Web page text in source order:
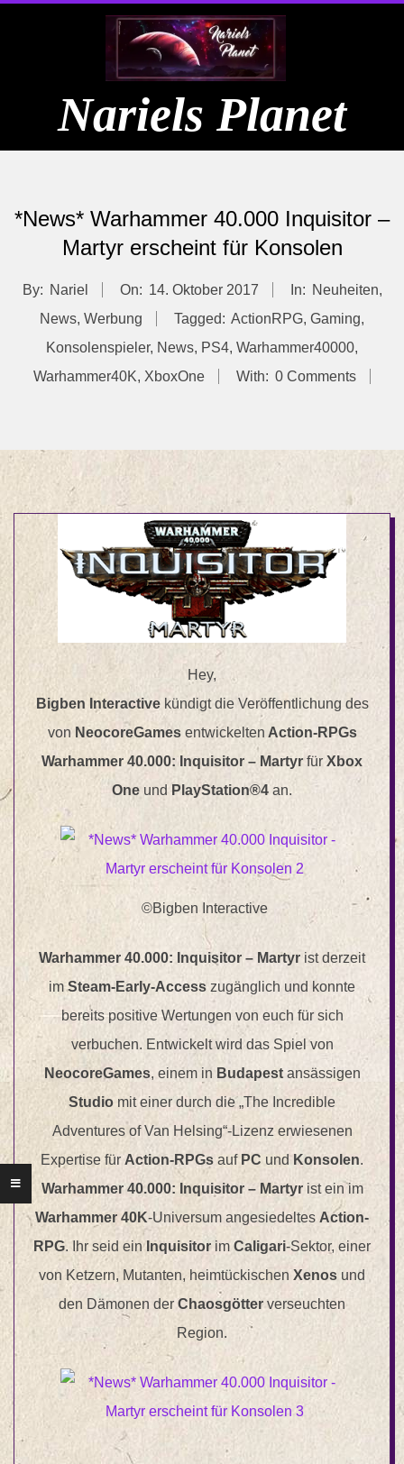
Nariels Planet
Menu
*News* Warhammer 40.000 Inquisitor –
Martyr erscheint für Konsolen
By: Nariel On: 14. Oktober 2017 In: Neuheiten,
News, Werbung Tagged: ActionRPG, Gaming,
Konsolenspieler, News, PS4, Warhammer40000,
Warhammer40K, XboxOne With: 0 Comments
Hey,
Bigben Interactivekündigt die Veröffentlichung des
von NeocoreGamesentwickelten Action-RPGs
Warhammer 40.000: Inquisitor – Martyr für Xbox
One und PlayStation®4 an.
©Bigben Interactive
Warhammer 40.000: Inquisitor – Martyr ist derzeit
imSteam-Early-Access zugänglich und konnte
bereits positive Wertungen von euch für sich
verbuchen. Entwickelt wird das Spiel von
NeocoreGames, einem in Budapestansässigen
Studio mit einer durch die „The Incredible
Adventures of Van Helsing“-Lizenz erwiesenen
Expertise fürAction-RPGs auf PC und Konsolen.
Warhammer 40.000: Inquisitor – Martyrist ein im
Warhammer 40K-Universum angesiedeltes Action-
RPG. Ihr seid einInquisitorim Caligari-Sektor, einer
von Ketzern, Mutanten, heimtückischen Xenos und
den Dämonen der Chaosgötter verseuchten
Region.